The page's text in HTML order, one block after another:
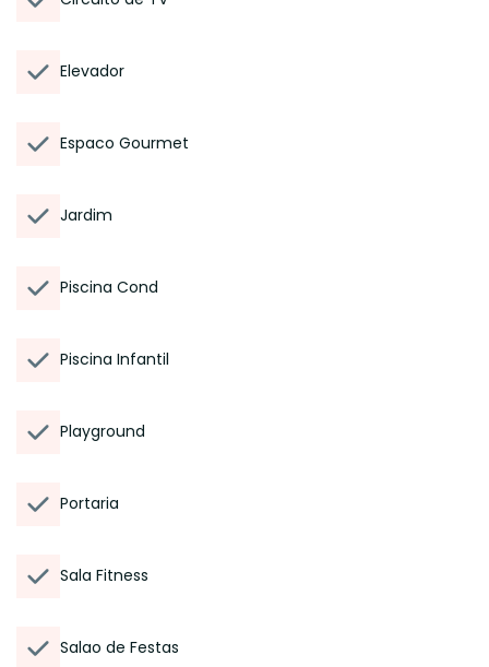
Elevador
Espaco Gourmet
Jardim
Piscina Cond
Piscina Infantil
Playground
Portaria
Sala Fitness
Salao de Festas